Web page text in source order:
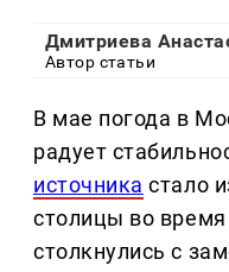
Дмитриева
Автор статьи
В мае погода в
радует
источника стало
столицы во
столкнулись с